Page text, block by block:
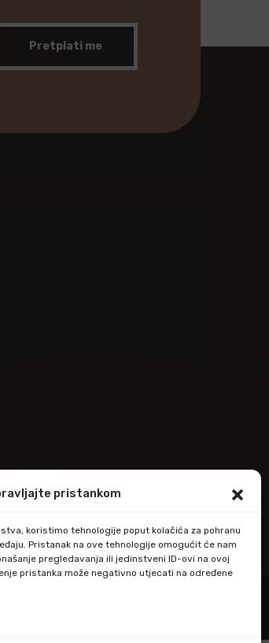
pristankom
koristimo tehnologije poput kolačića za pohranu
Pristanak na ove tehnologije omogućit će nam
pregledavanja ili jedinstveni ID-ovi na ovoj
pristanka može negativno utjecati na određene
Pretplati me